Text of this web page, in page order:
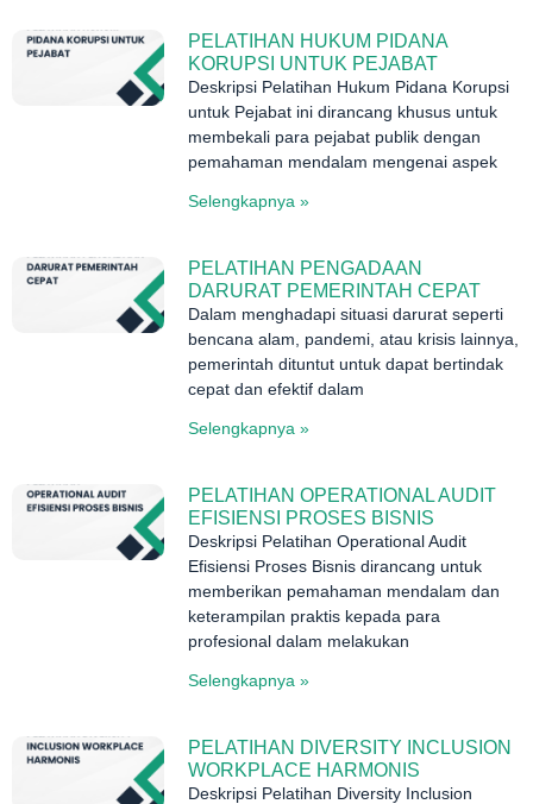
PELATIHAN HUKUM PIDANA
KORUPSI UNTUK PEJABAT
Deskripsi Pelatihan Hukum Pidana Korupsi
untuk Pejabat ini dirancang khusus untuk
membekali para pejabat publik dengan
pemahaman mendalam mengenai aspek
Selengkapnya »
PELATIHAN PENGADAAN
DARURAT PEMERINTAH CEPAT
Dalam menghadapi situasi darurat seperti
bencana alam, pandemi, atau krisis lainnya,
pemerintah dituntut untuk dapat bertindak
cepat dan efektif dalam
Selengkapnya »
PELATIHAN OPERATIONAL AUDIT
EFISIENSI PROSES BISNIS
Deskripsi Pelatihan Operational Audit
Efisiensi Proses Bisnis dirancang untuk
memberikan pemahaman mendalam dan
keterampilan praktis kepada para
profesional dalam melakukan
Selengkapnya »
PELATIHAN DIVERSITY INCLUSION
WORKPLACE HARMONIS
Deskripsi Pelatihan Diversity Inclusion